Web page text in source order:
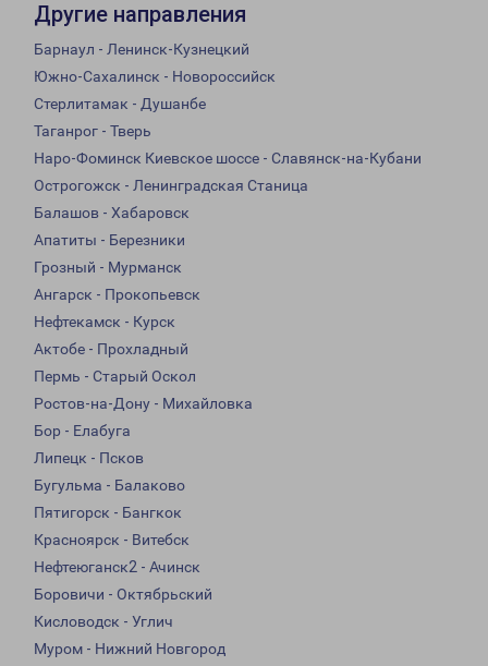
Другие направления
Барнаул - Ленинск-Кузнецкий
Южно-Сахалинск - Новороссийск
Стерлитамак - Душанбе
Таганрог - Тверь
Наро-Фоминск Киевское шоссе - Славянск-на-Кубани
Острогожск - Ленинградская Станица
Балашов - Хабаровск
Апатиты - Березники
Грозный - Мурманск
Ангарск - Прокопьевск
Нефтекамск - Курск
Актобе - Прохладный
Пермь - Старый Оскол
Ростов-на-Дону - Михайловка
Бор - Елабуга
Липецк - Псков
Бугульма - Балаково
Пятигорск - Бангкок
Красноярск - Витебск
Нефтеюганск2 - Ачинск
Боровичи - Октябрьский
Кисловодск - Углич
Муром - Нижний Новгород